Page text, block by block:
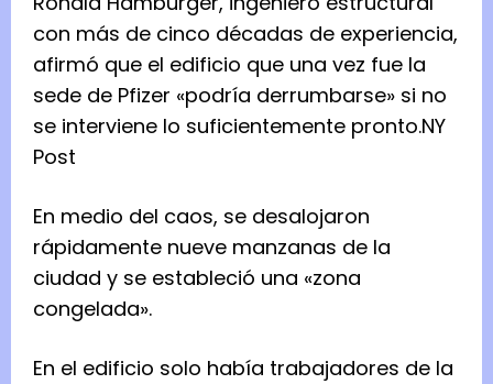
con más de cinco décadas de experiencia,
afirmó que el edificio que una vez fue la
sede de Pfizer «podría derrumbarse» si no
se interviene lo suficientemente pronto.NY
Post
En medio del caos, se desalojaron
rápidamente nueve manzanas de la
ciudad y se estableció una «zona
congelada».
En el edificio solo había trabajadores de la